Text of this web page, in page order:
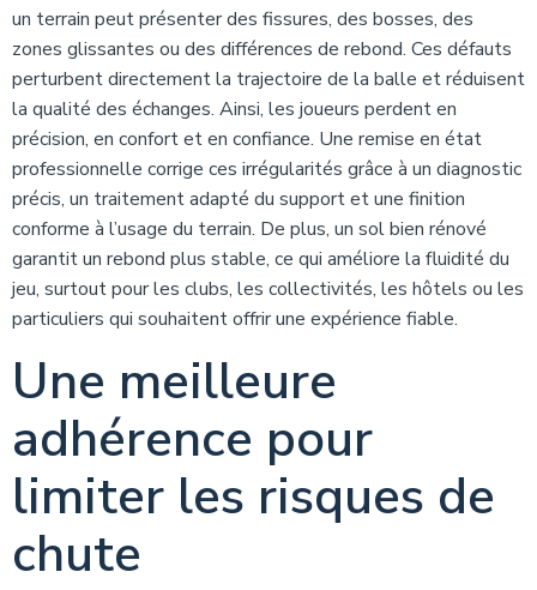
un terrain peut présenter des fissures, des bosses, des
zones glissantes ou des différences de rebond. Ces défauts
perturbent directement la trajectoire de la balle et réduisent
la qualité des échanges. Ainsi, les joueurs perdent en
précision, en confort et en confiance. Une remise en état
professionnelle corrige ces irrégularités grâce à un diagnostic
précis, un traitement adapté du support et une finition
conforme à l’usage du terrain. De plus, un sol bien rénové
garantit un rebond plus stable, ce qui améliore la fluidité du
jeu, surtout pour les clubs, les collectivités, les hôtels ou les
particuliers qui souhaitent offrir une expérience fiable.
Une meilleure
adhérence pour
limiter les risques de
chute